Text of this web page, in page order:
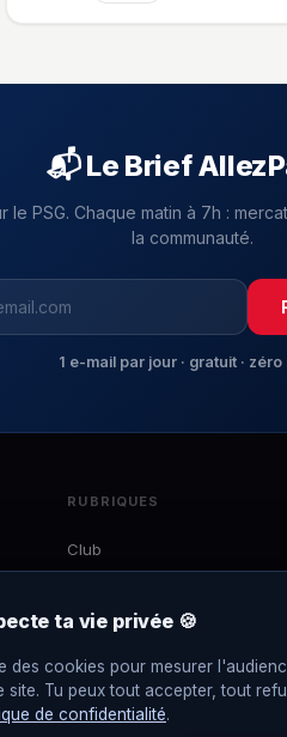
📬 Le Brief
le PSG. Chaque matin à 7h :
la communauté.
1 e-mail par jour · gratuit · zéro
RUBRIQUES
Club
Ligue 1
Coupes
EDF
ta vie privée 🍪
des cookies pour mesurer
site. Tu peux tout accepter, tout
de confidentialité.